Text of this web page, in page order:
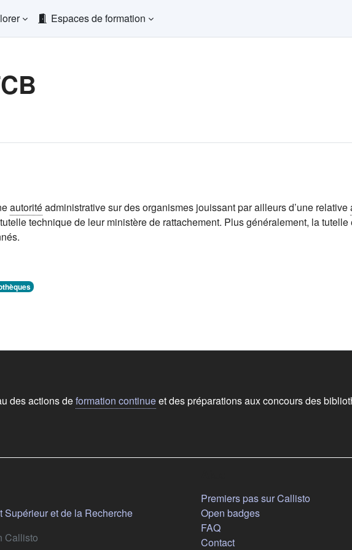
Espaces de formation
autoritéadministrative sur des organismes jouissant par ailleurs d’une relative
technique de leur ministère de rattachement. Plus généralement, la tutelle
des actions deformation continueet des préparations aux concours des
dans un nouvel onglet)
Supérieur et de la Recherche(s'ouvre dans un nouvel onglet)
Callisto
Premiers pas sur Callisto
Open badges
FAQ
Contact